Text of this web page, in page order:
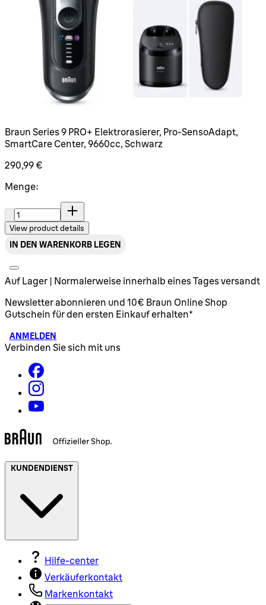
Braun Series 9 PRO+ Elektrorasierer, Pro-SensoAdapt,
SmartCare Center, 9660cc, Schwarz
290,99 €
Menge:
Menge:
View product details
IN DEN WARENKORB LEGEN
Auf Lager | Normalerweise innerhalb eines Tages versandt
Newsletter abonnieren und 10€ Braun Online Shop
Gutschein für den ersten Einkauf erhalten*
ANMELDEN
Verbinden Sie sich mit uns
KUNDENDIENST
Hilfe-center
Verkäuferkontakt
Markenkontakt